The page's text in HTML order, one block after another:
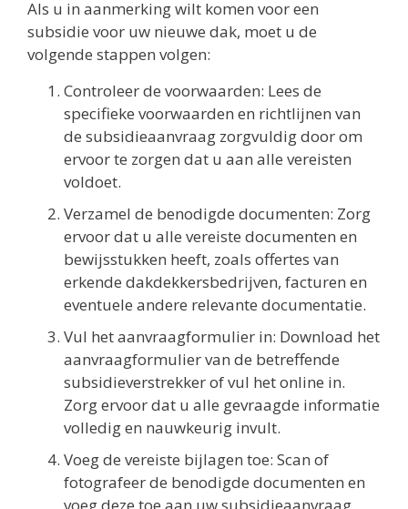
Als u in aanmerking wilt komen voor een
subsidie voor uw nieuwe dak, moet u de
volgende stappen volgen:
Controleer de voorwaarden: Lees de
specifieke voorwaarden en richtlijnen van
de subsidieaanvraag zorgvuldig door om
ervoor te zorgen dat u aan alle vereisten
voldoet.
Verzamel de benodigde documenten: Zorg
ervoor dat u alle vereiste documenten en
bewijsstukken heeft, zoals offertes van
erkende dakdekkersbedrijven, facturen en
eventuele andere relevante documentatie.
Vul het aanvraagformulier in: Download het
aanvraagformulier van de betreffende
subsidieverstrekker of vul het online in.
Zorg ervoor dat u alle gevraagde informatie
volledig en nauwkeurig invult.
Voeg de vereiste bijlagen toe: Scan of
fotografeer de benodigde documenten en
voeg deze toe aan uw subsidieaanvraag.